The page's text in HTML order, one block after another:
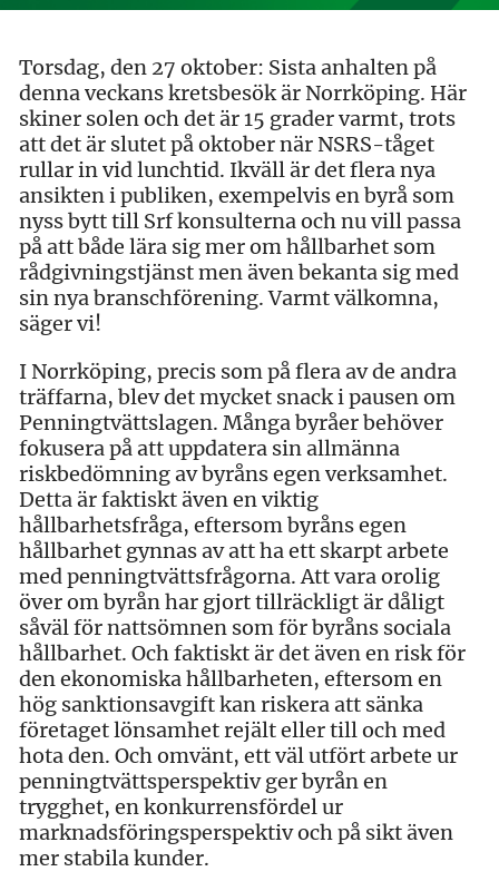
Torsdag, den 27 oktober: Sista anhalten på
denna veckans kretsbesök är Norrköping. Här
skiner solen och det är 15 grader varmt, trots
att det är slutet på oktober när NSRS-tåget
rullar in vid lunchtid. Ikväll är det flera nya
ansikten i publiken, exempelvis en byrå som
nyss bytt till Srf konsulterna och nu vill passa
på att både lära sig mer om hållbarhet som
rådgivningstjänst men även bekanta sig med
sin nya branschförening. Varmt välkomna,
säger vi!
I Norrköping, precis som på flera av de andra
träffarna, blev det mycket snack i pausen om
Penningtvättslagen. Många byråer behöver
fokusera på att uppdatera sin allmänna
riskbedömning av byråns egen verksamhet.
Detta är faktiskt även en viktig
hållbarhetsfråga, eftersom byråns egen
hållbarhet gynnas av att ha ett skarpt arbete
med penningtvättsfrågorna. Att vara orolig
över om byrån har gjort tillräckligt är dåligt
såväl för nattsömnen som för byråns sociala
hållbarhet. Och faktiskt är det även en risk för
den ekonomiska hållbarheten, eftersom en
hög sanktionsavgift kan riskera att sänka
företaget lönsamhet rejält eller till och med
hota den. Och omvänt, ett väl utfört arbete ur
penningtvättsperspektiv ger byrån en
trygghet, en konkurrensfördel ur
marknadsföringsperspektiv och på sikt även
mer stabila kunder.